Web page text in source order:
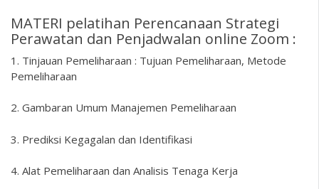
MATERI pelatihan Perencanaan Strategi
Perawatan dan Penjadwalan online Zoom :
1. Tinjauan Pemeliharaan : Tujuan Pemeliharaan, Metode
Pemeliharaan
2. Gambaran Umum Manajemen Pemeliharaan
3. Prediksi Kegagalan dan Identifikasi
4. Alat Pemeliharaan dan Analisis Tenaga Kerja